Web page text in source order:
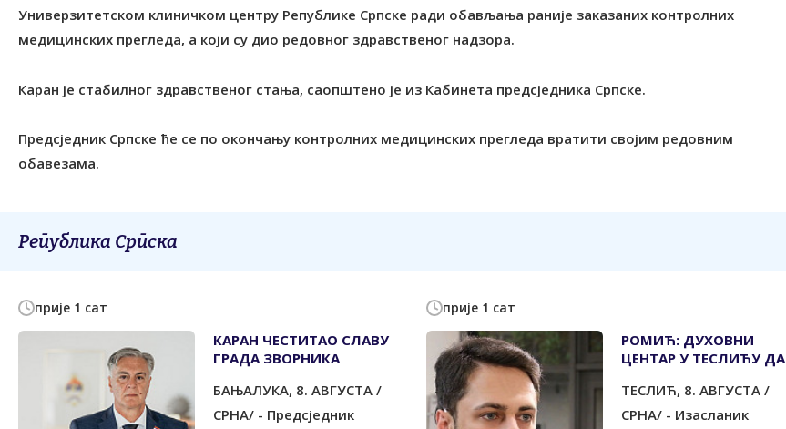
Универзитетском клиничком центру Републике Српске ради обављања раније заказаних контролних
медицинских прегледа, а који су дио редовног здравственог надзора.
Каран је стабилног здравственог стања, саопштено је из Кабинета предсједника Српске.
Предсједник Српске ће се по окончању контролних медицинских прегледа вратити својим редовним
обавезама.
Република Српска
прије 1 сат
КАРАН ЧЕСТИТАО СЛАВУ
ГРАДА ЗВОРНИКА
БАЊАЛУКА, 8. АВГУСТА /
СРНА/ - Предсједник
прије 1 сат
РОМИЋ: ДУХОВНИ
ЦЕНТАР У ТЕСЛИЋУ ДА
ПРАВОСЛАВНИХ
ВЈЕРНИКА
ТЕСЛИЋ, 8. АВГУСТА /
СРНА/ - Изасланик